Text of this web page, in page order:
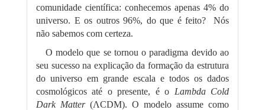
comunidade científica: conhecemos apenas 4% do
universo. E os outros 96%, do que é feito? Nós
não sabemos com certeza.
O modelo que se tornou o paradigma devido ao
seu sucesso na explicação da formação da estrutura
do universo em grande escala e todos os dados
cosmológicos até o presente, é o Lambda Cold
Dark Matter(ΛCDM). O modelo assume como